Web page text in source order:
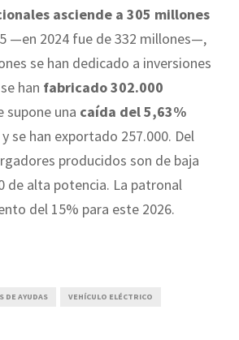
asciende a 305 millones
—en 2024 fue de 332 millones—,
se han dedicado a inversiones
han fabricado 302.000
supone una caída del 5,63%
se han exportado 257.000. Del
producidos son de baja
de alta potencia. La patronal
del 15% para este 2026.
DE AYUDAS VEHÍCULO ELÉCTRICO